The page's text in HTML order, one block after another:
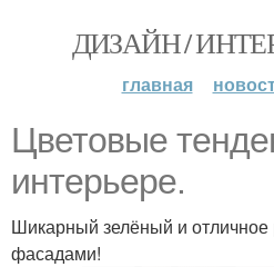
ДИЗАЙН /
главная
Цветовые
интерьере.
Шикарный зелёный и
фасадами!